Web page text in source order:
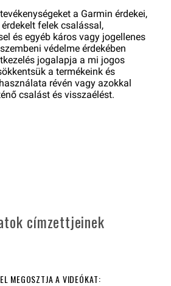
a Garmin érdekei,
felek csalással,
és egyéb káros vagy jogellenes
védelme érdekében
jogalapja a mi jogos
a termékeink és
révén vagy azokkal
csalást és visszaélést.
címzettjeinek
MEGOSZTJA A VIDEÓKAT: